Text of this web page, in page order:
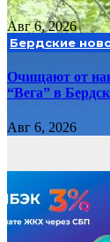
Авг 6, 2026
Бердские
Очищают от
“Вега” в
Авг 6, 2026